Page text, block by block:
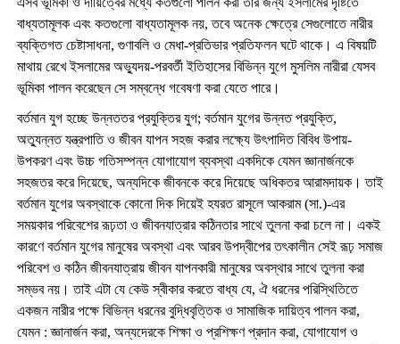
বাধ্যতামূলক এবং কতগুলো বাধ্যতামূলক নয়, তবে অনেক ক্ষেত্রে সেগুলোতে নারীর
ব্যক্তিগত চেষ্টাসাধনা, গুণাবলি ও মেধা-প্রতিভার প্রতিফলন ঘটে থাকে। এ বিষয়টি
মাথায় রেখে ইসলামের অভ্যুদয়-পরবর্তী ইতিহাসের বিভিন্ন যুগে মুসলিম নারীরা যেসব
ভূমিকা পালন করেছেন সে সম্বন্ধে গবেষণা করা যেতে পারে।
বর্তমান যুগ হচ্ছে উন্নততর প্রযুক্তির যুগ; বর্তমান যুগের উন্নত প্রযুক্তি,
অত্যুন্নত যন্ত্রপাতি ও জীবন যাপন সহজ করার লক্ষ্যে উৎপাদিত বিবিধ উপায়-
উপকরণ এবং উচ্চ গতিসম্পন্ন যোগাযোগ ব্যবস্থা একদিকে যেমন জ্ঞানার্জনকে
সহজতর করে দিয়েছে, অন্যদিকে জীবনকে করে দিয়েছে অধিকতর আরামদায়ক। তাই
বর্তমান যুগের অবস্থাকে কোনো দিক দিয়েই হযরত রাসূলে আকরাম (সা.)-এর
সময়কার পরিবেশের রূঢ়তা ও জীবনযাত্রার কঠিনতার সাথে তুলনা করা চলে না। একই
কারণে বর্তমান যুগের মানুষের অবস্থা এবং আরব উপদ্বীপের তৎকালীন সেই রূঢ় সমাজ
পরিবেশ ও কঠিন জীবনযাত্রায় জীবন যাপনকারী মানুষের অবস্থার সাথে তুলনা করা
সম্ভব নয়। তাই এটা যে কেউ স্বীকার করতে বাধ্য যে, ঐ ধরনের পরিস্থিতিতে
একজন নারীর পক্ষে বিভিন্ন ধরনের বুদ্ধিবৃত্তিক ও সামাজিক দায়িত্ব পালন করা,
যেমন : জ্ঞানার্জন করা, অন্যদেরকে শিক্ষা ও প্রশিক্ষণ প্রদান করা, যোগাযোগ ও